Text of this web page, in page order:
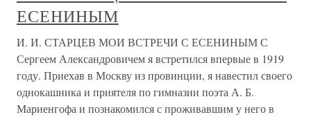
ЕСЕНИНЫМ
И. И. СТАРЦЕВ МОИ ВСТРЕЧИ С ЕСЕНИНЫМ С
Сергеем Александровичем я встретился впервые в 1919
году. Приехав в Москву из провинции, я навестил своего
однокашника и приятеля по гимназии поэта А. Б.
Мариенгофа и познакомился с проживавшим у него в